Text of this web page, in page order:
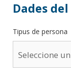
Dades
Tipus de persona